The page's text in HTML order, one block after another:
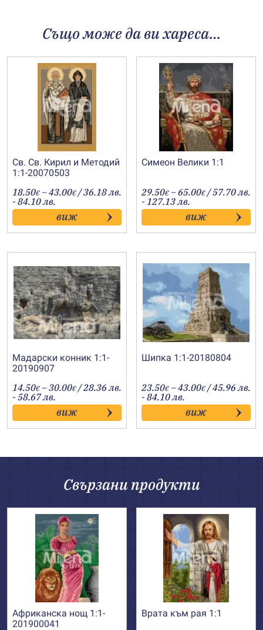
Също може да ви хареса…
Св. Св. Кирил и Методий
1:1-20070503
18.50€ –43.00€Price
range:
18.50€
through
43.00€
/ 36.18 лв.
- 84.10 лв.
виж
Симеон Велики 1:1
29.50€ –65.00€Price
range:
29.50€
through
65.00€
/ 57.70 лв.
- 127.13 лв.
виж
Мадарски конник 1:1-
20190907
14.50€ –30.00€Price
range:
14.50€
through
30.00€
/ 28.36 лв.
- 58.67 лв.
виж
Шипка 1:1-20180804
23.50€ –43.00€Price
range:
23.50€
through
43.00€
/ 45.96 лв.
- 84.10 лв.
виж
Свързани продукти
Африканска нощ 1:1-
201900041
Врата към рая 1:1